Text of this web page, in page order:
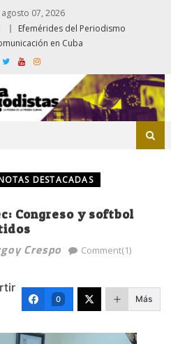
07, 2026
Efemérides del Periodismo
en Cuba
DESTACADAS
Congreso y softbol
Crespo Comment(1)
0 Más